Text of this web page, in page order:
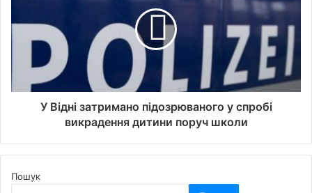
У Відні затримано підозрюваного у спробі
викрадення дитини поруч школи
Пошук